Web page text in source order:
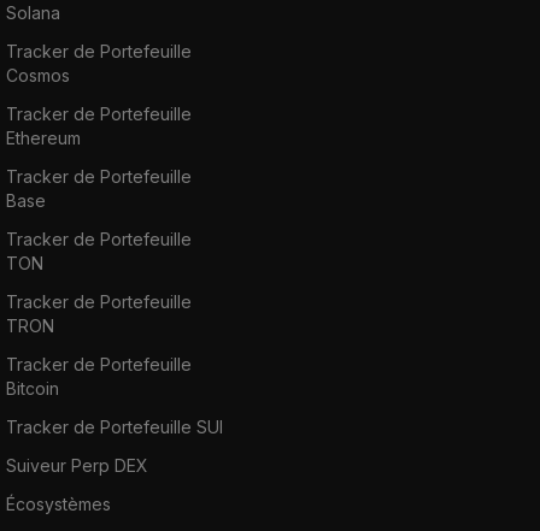
Solana
Tracker de Portefeuille
Cosmos
Tracker de Portefeuille
Ethereum
Tracker de Portefeuille
Base
Tracker de Portefeuille
TON
Tracker de Portefeuille
TRON
Tracker de Portefeuille
Bitcoin
Tracker de Portefeuille SUI
Suiveur Perp DEX
Écosystèmes